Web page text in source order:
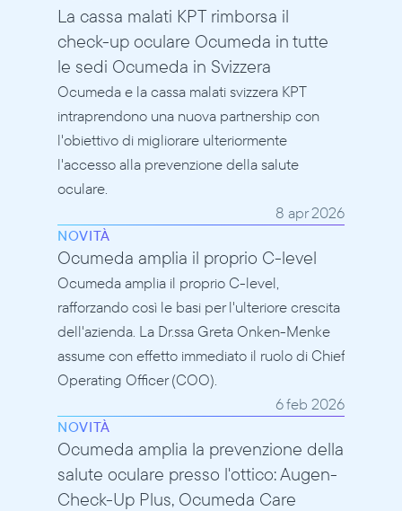
La cassa malati KPT rimborsa il
check-up oculare Ocumeda in tutte
le sedi Ocumeda in Svizzera
Ocumeda e la cassa malati svizzera KPT
intraprendono una nuova partnership con
l'obiettivo di migliorare ulteriormente
l'accesso alla prevenzione della salute
oculare.
8 apr 2026
NOVITÀ
Ocumeda amplia il proprio C-level
Ocumeda amplia il proprio C-level,
rafforzando così le basi per l'ulteriore crescita
dell'azienda. La Dr.ssa Greta Onken-Menke
assume con effetto immediato il ruolo di Chief
Operating Officer (COO).
6 feb 2026
NOVITÀ
Ocumeda amplia la prevenzione della
salute oculare presso l'ottico: Augen-
Check-Up Plus, Ocumeda Care